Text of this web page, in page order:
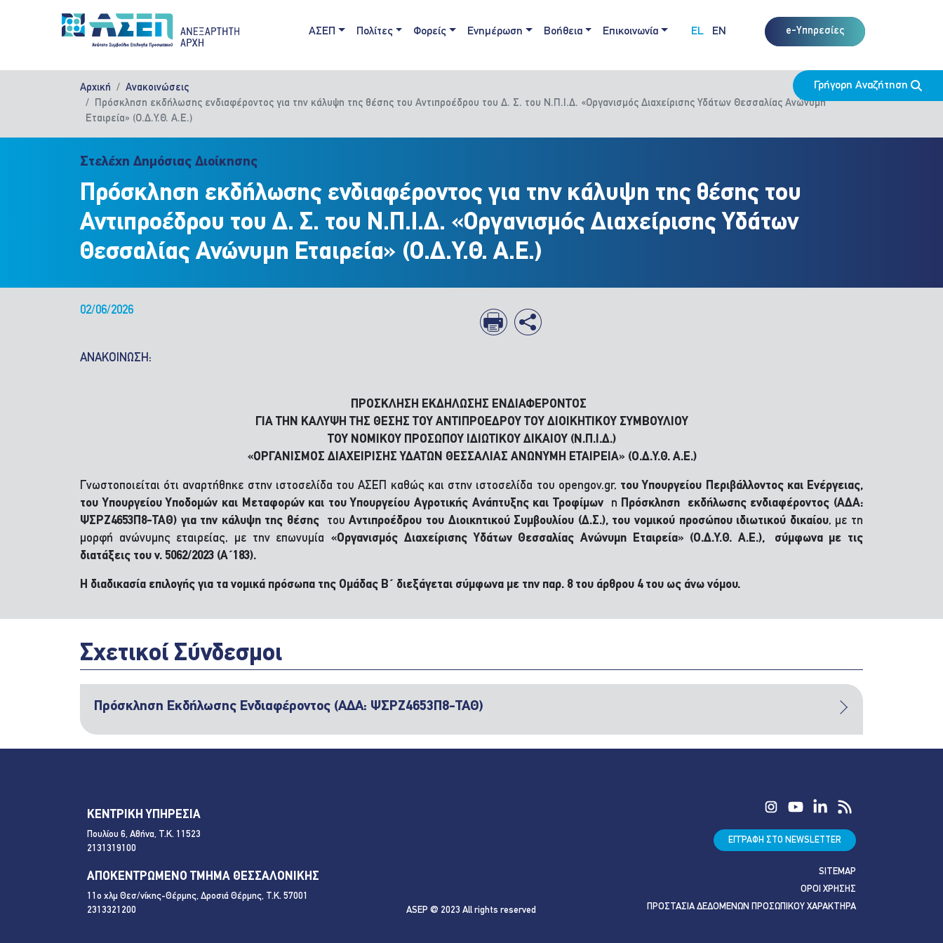
Main navigation
ΑΣΕΠ Πολίτες Φορείς Ενημέρωση Βοήθεια Επικοινωνία EL EN e-Υπηρεσίες
Αρχική
Ανακοινώσεις
Πρόσκληση εκδήλωσης ενδιαφέροντος για την κάλυψη της θέσης του Αντιπροέδρου του Δ. Σ. του Ν.Π.Ι.Δ. «Οργανισμός Διαχείρισης Υδάτων Θεσσαλίας Ανώνυμη
Εταιρεία» (Ο.Δ.Υ.Θ. Α.Ε.)
Γρήγορη Αναζήτηση
Στελέχη Δημόσιας Διοίκησης
Πρόσκληση εκδήλωσης ενδιαφέροντος για την κάλυψη της θέσης του
Αντιπροέδρου του Δ. Σ. του Ν.Π.Ι.Δ. «Οργανισμός Διαχείρισης Υδάτων
Θεσσαλίας Ανώνυμη Εταιρεία» (Ο.Δ.Υ.Θ. Α.Ε.)
02/06/2026
ΑΝΑΚΟΙΝΩΣΗ:
ΠΡΟΣΚΛΗΣΗ ΕΚΔΗΛΩΣΗΣ ΕΝΔΙΑΦΕΡΟΝΤΟΣ
ΓΙΑ ΤΗΝ ΚΑΛΥΨΗ ΤΗΣ ΘΕΣΗΣ ΤΟΥ ΑΝΤΙΠΡΟΕΔΡΟΥ ΤΟΥ ΔΙΟΙΚΗΤΙΚΟΥ ΣΥΜΒΟΥΛΙΟΥ
ΤΟΥ ΝΟΜΙΚΟΥ ΠΡΟΣΩΠΟΥ ΙΔΙΩΤΙΚΟΥ ΔΙΚΑΙΟΥ (Ν.Π.Ι.Δ.)
«ΟΡΓΑΝΙΣΜΟΣ ΔΙΑΧΕΙΡΙΣΗΣ ΥΔΑΤΩΝ ΘΕΣΣΑΛΙΑΣ ΑΝΩΝΥΜΗ ΕΤΑΙΡΕΙΑ» (Ο.Δ.Υ.Θ. Α.Ε.)
Γνωστοποιείται ότι αναρτήθηκε στην ιστοσελίδα του ΑΣΕΠ καθώς και στην ιστοσελίδα του opengov.gr, του Υπουργείου Περιβάλλοντος και Ενέργειας,
του Υπουργείου Υποδομών και Μεταφορών και του Υπουργείου Αγροτικής Ανάπτυξης και Τροφίμων η Πρόσκληση εκδήλωσης ενδιαφέροντος (ΑΔΑ:
ΨΣΡΖ4653Π8-ΤΑΘ) για την κάλυψη της θέσης του Αντιπροέδρου του Διοικητικού Συμβουλίου (Δ.Σ.), του νομικού προσώπου ιδιωτικού δικαίου, με τη
μορφή ανώνυμης εταιρείας, με την επωνυμία «Οργανισμός Διαχείρισης Υδάτων Θεσσαλίας Ανώνυμη Εταιρεία» (Ο.Δ.Υ.Θ. Α.Ε.), σύμφωνα με τις
διατάξεις του ν. 5062/2023 (Α΄183).
Η διαδικασία επιλογής για τα νομικά πρόσωπα της Ομάδας Β΄ διεξάγεται σύμφωνα με την παρ. 8 του άρθρου 4 του ως άνω νόμου.
Σχετικοί Σύνδεσμοι
Πρόσκληση Εκδήλωσης Ενδιαφέροντος (ΑΔΑ: ΨΣΡΖ4653Π8-ΤΑΘ)
ΚΕΝΤΡΙΚΗ ΥΠΗΡΕΣΙΑ
Πουλίου 6, Αθήνα, Τ.Κ. 11523
2131319100
ΑΠΟΚΕΝΤΡΩΜΕΝΟ ΤΜΗΜΑ ΘΕΣΣΑΛΟΝΙΚΗΣ
11ο χλμ Θεσ/νίκης-Θέρμης, Δροσιά Θέρμης, Τ.Κ. 57001
2313321200
ASEP @ 2023 All rights reserved
ΕΓΓΡΑΦΗ ΣΤΟ NEWSLETTER
SITEMAP
ΟΡΟΙ ΧΡΗΣΗΣ
ΠΡΟΣΤΑΣΙΑ ΔΕΔΟΜΕΝΩΝ ΠΡΟΣΩΠΙΚΟΥ ΧΑΡΑΚΤΗΡΑ